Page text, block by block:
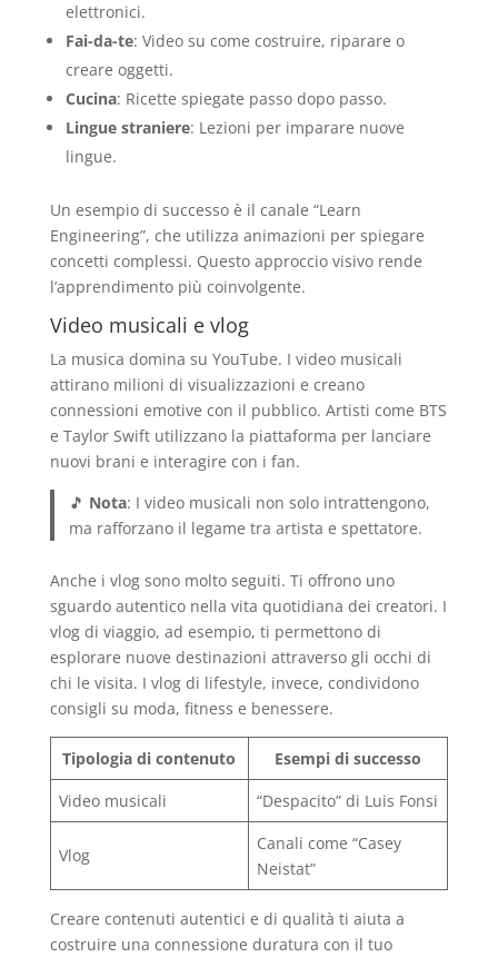
elettronici.
Fai-da-te: Video su come costruire, riparare o
creare oggetti.
Cucina: Ricette spiegate passo dopo passo.
Lingue straniere: Lezioni per imparare nuove
lingue.
Un esempio di successo è il canale “Learn
Engineering”, che utilizza animazioni per spiegare
concetti complessi. Questo approccio visivo rende
l’apprendimento più coinvolgente.
Video musicali e vlog
La musica domina su YouTube. I video musicali
attirano milioni di visualizzazioni e creano
connessioni emotive con il pubblico. Artisti come BTS
e Taylor Swift utilizzano la piattaforma per lanciare
nuovi brani e interagire con i fan.
🎵 Nota: I video musicali non solo intrattengono,
ma rafforzano il legame tra artista e spettatore.
Anche i vlog sono molto seguiti. Ti offrono uno
sguardo autentico nella vita quotidiana dei creatori. I
vlog di viaggio, ad esempio, ti permettono di
esplorare nuove destinazioni attraverso gli occhi di
chi le visita. I vlog di lifestyle, invece, condividono
consigli su moda, fitness e benessere.
Tipologia di contenuto
Esempi di successo
Video musicali
“Despacito” di Luis Fonsi
Vlog
Canali come “Casey
Neistat”
Creare contenuti autentici e di qualità ti aiuta a
costruire una connessione duratura con il tuo